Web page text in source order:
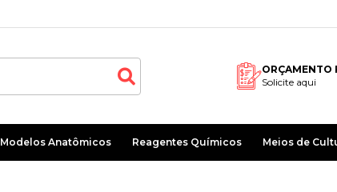
ORÇAMENTO
Solicite aqui
Modelos Anatômicos Reagentes Químicos Meios de